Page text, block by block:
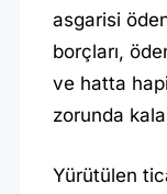
asgarisi
borçları,
ve hatta
zorunda
Yürütülen